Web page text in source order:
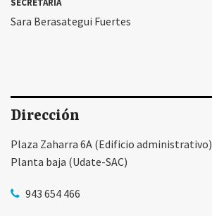
SECRETARIA
Sara Berasategui Fuertes
Dirección
Plaza Zaharra 6A (Edificio administrativo)
Planta baja (Udate-SAC)
943 654 466